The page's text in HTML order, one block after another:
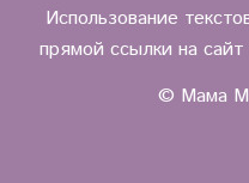
Использование
прямой ссылки на
© Мама